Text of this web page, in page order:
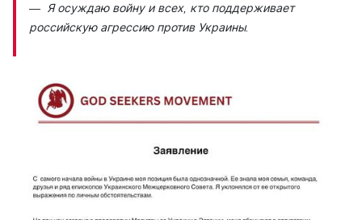
— Я осуждаю войну и всех, кто поддерживает
российскую агрессию против Украины.